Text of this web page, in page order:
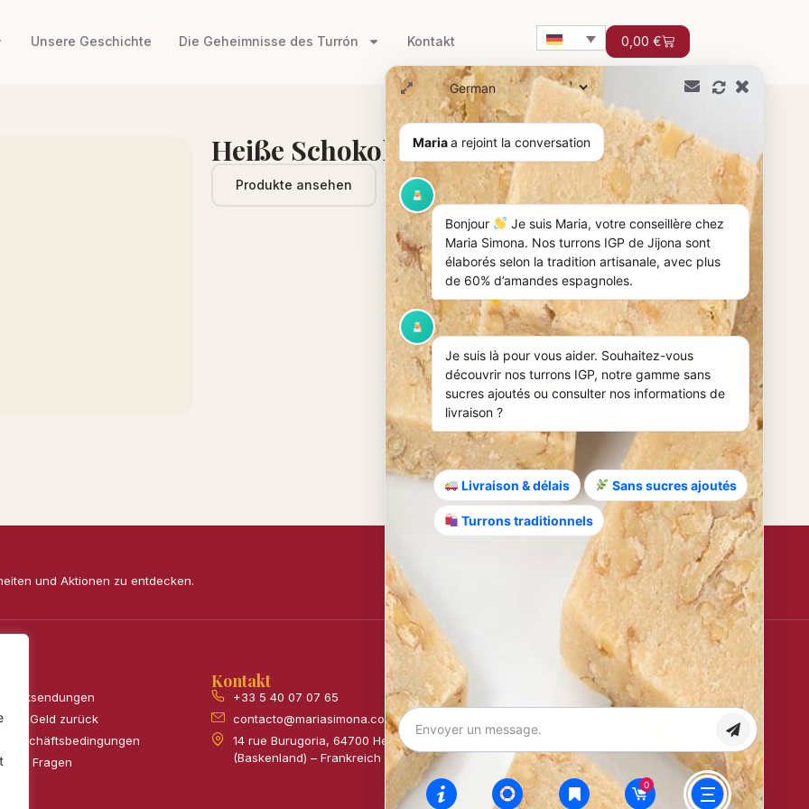
Unsere Geschichte Die Geheimnisse des Turrón Kontakt 0,00 €
Heiße Schokolade mit Turron
Produkte ansehen
und Aktionen zu entdecken.
Anmelden
Geld zurück
Geschäftsbedingungen
Fragen
Kontakt
+33 5 40 07 07 65
contacto@mariasimona.com
14 rue Burugoria, 64700 Hendaye
(Baskenland) – Frankreich
Zertifizierungen
100 %
Mariaa rejoint la conversation
Bonjour
Je suis Maria, votre conseillère chez
Maria Simona. Nos turrons IGP de Jijona sont
élaborés selon la tradition artisanale, avec plus
de 60% d’amandes espagnoles.
Je suis là pour vous aider. Souhaitez-vous
découvrir nos turrons IGP, notre gamme sans
sucres ajoutés ou consulter nos informations de
livraison ?
Livraison & délais Sans sucres ajoutés
Turrons traditionnels
0